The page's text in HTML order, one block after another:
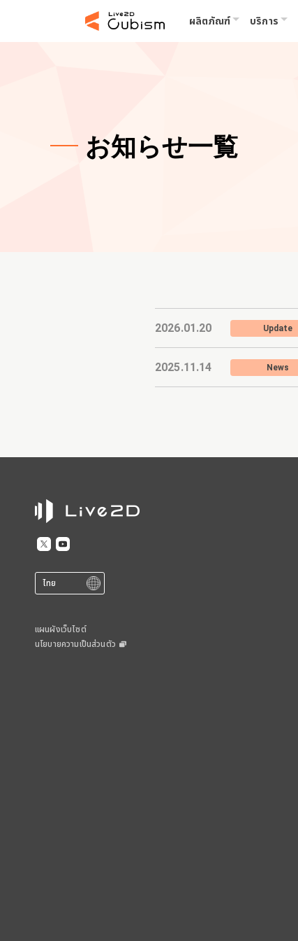
ผลิตภัณฑ์ บริการ
お知らせ一覧
2026.01.20 Update
2025.11.14 News
ไทย
แผนผังเว็บไซต์
นโยบายความเป็นส่วนตัว